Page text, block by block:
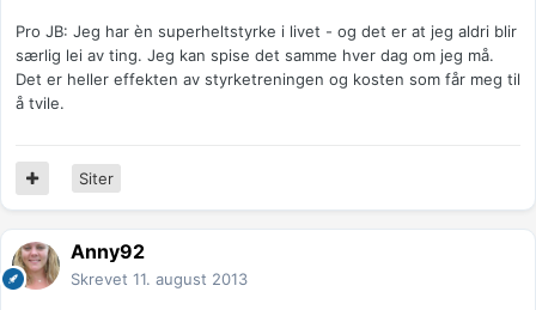
Pro JB: Jeg har èn superheltstyrke i livet - og det er at jeg aldri blir
særlig lei av ting. Jeg kan spise det samme hver dag om jeg må.
Det er heller effekten av styrketreningen og kosten som får meg til
å tvile.
Siter
Anny92
Skrevet 11. august 2013